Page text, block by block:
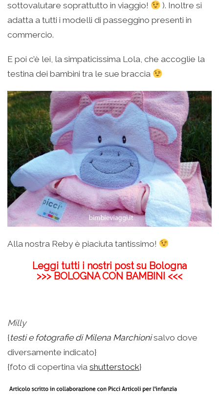
sottovalutare soprattutto in viaggio!
). Inoltre si
adatta a tutti i modelli di passeggino presenti in
commercio.
E poi c’è lei, la simpaticissima Lola, che accoglie la
testina dei bambini tra le sue braccia
Alla nostra Reby è piaciuta tantissimo!
Leggi tutti i nostri post su Bologna
>>> BOLOGNA CON BAMBINI <<<
Milly
{testi e fotografie di Milena Marchionisalvo dove
diversamente indicato}
{foto di copertina via shutterstock}